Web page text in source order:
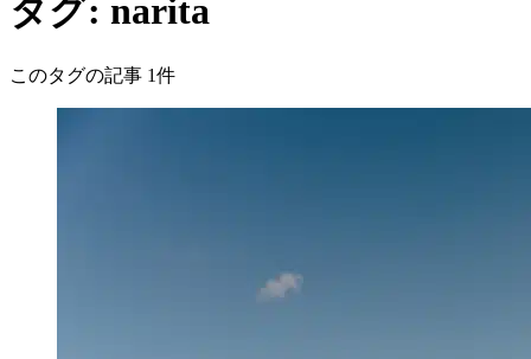
タグ: narita
このタグの記事 1件